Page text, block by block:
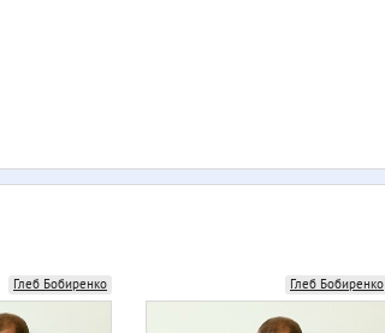
Глеб Бобиренко Глеб Бобиренко